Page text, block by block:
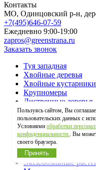
Контакты
МO, Одинцовский р-н,
+7(495)646-07-59
Ежедневно 9:00-19:00
zapros@greenstrana.ru
Заказать звонок
Туя западная
Хвойные деревья
Хвойные кустарники
Крупномеры
Лиственные деревья
Лиственные
Плодовые деревья
Плодовые
Лианы
Живая изгородь
Эксклюзивные
Пользуясь сайтом, Вы
пользовательских данных с
Условиями обработки
конфиденциальности.. Вы
своего браузера.
Принять